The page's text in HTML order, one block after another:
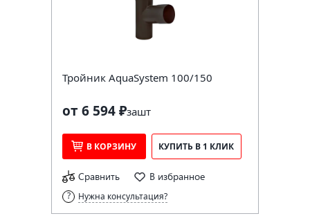
Тройник AquaSystem 100/150
от 6 594 ₽зашт
В КОРЗИНУ КУПИТЬ В 1 КЛИК
Сравнить В избранное
Нужна консультация?